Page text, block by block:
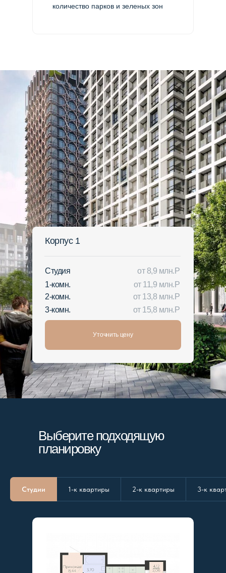
количество парков и зеленых зон
Корпус 1
Студия
от 8,9 млн.Р
1-комн.
от 11,9 млн.Р
2-комн.
от 13,8 млн.Р
Уточнить цену
3-комн. от 15,8 млн.Р
Выберите подходящую
планировку
Студии 1-к квартиры 2-к квартиры 3-к